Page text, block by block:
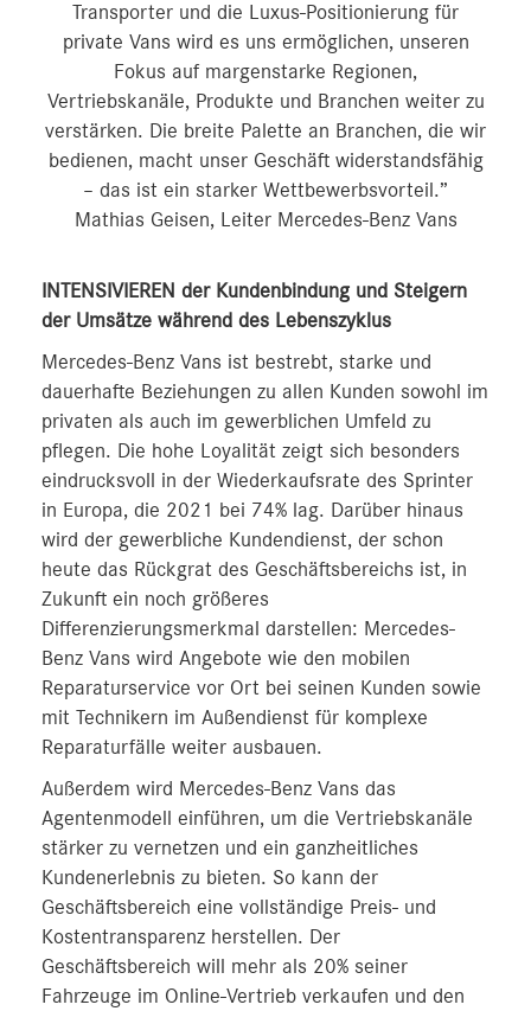
Transporter und die Luxus-Positionierung für
private Vans wird es uns ermöglichen, unseren
Fokus auf margenstarke Regionen,
Vertriebskanäle, Produkte und Branchen weiter zu
verstärken. Die breite Palette an Branchen, die wir
bedienen, macht unser Geschäft widerstandsfähig
– das ist ein starker Wettbewerbsvorteil.”
Mathias Geisen, Leiter Mercedes-Benz Vans
INTENSIVIEREN der Kundenbindung und Steigern
der Umsätze während des Lebenszyklus
Mercedes-Benz Vans ist bestrebt, starke und
dauerhafte Beziehungen zu allen Kunden sowohl im
privaten als auch im gewerblichen Umfeld zu
pflegen. Die hohe Loyalität zeigt sich besonders
eindrucksvoll in der Wiederkaufsrate des Sprinter
in Europa, die 2021 bei 74% lag. Darüber hinaus
wird der gewerbliche Kundendienst, der schon
heute das Rückgrat des Geschäftsbereichs ist, in
Zukunft ein noch größeres
Differenzierungsmerkmal darstellen: Mercedes-
Benz Vans wird Angebote wie den mobilen
Reparaturservice vor Ort bei seinen Kunden sowie
mit Technikern im Außendienst für komplexe
Reparaturfälle weiter ausbauen.
Außerdem wird Mercedes-Benz Vans das
Agentenmodell einführen, um die Vertriebskanäle
stärker zu vernetzen und ein ganzheitliches
Kundenerlebnis zu bieten. So kann der
Geschäftsbereich eine vollständige Preis- und
Kostentransparenz herstellen. Der
Geschäftsbereich will mehr als 20% seiner
Fahrzeuge im Online-Vertrieb verkaufen und den